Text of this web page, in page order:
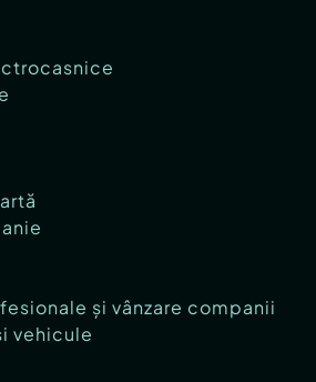
și vânzare companii
vehicule